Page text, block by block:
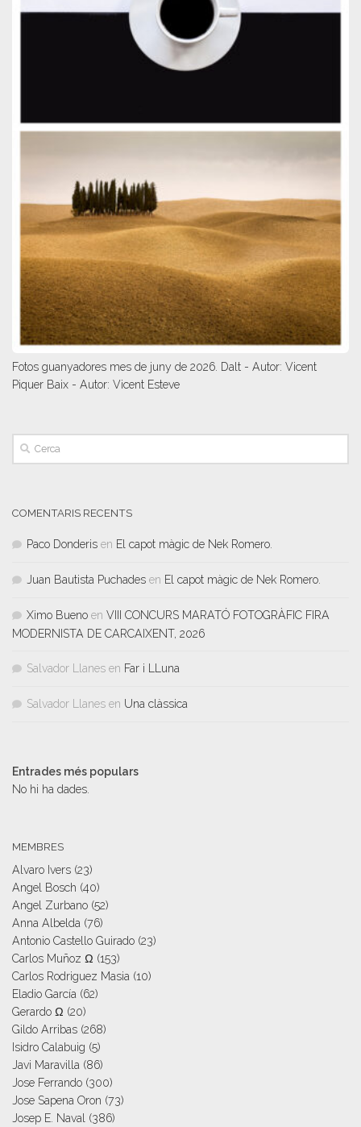
Fotos guanyadores mes de juny de 2026. Dalt - Autor: Vicent
Piquer Baix - Autor: Vicent Esteve
COMENTARIS RECENTS
Paco Donderis en El capot màgic de Nek Romero.
Juan Bautista Puchades en El capot màgic de Nek Romero.
Ximo Bueno en VIII CONCURS MARATÓ FOTOGRÀFIC FIRA
MODERNISTA DE CARCAIXENT, 2026
Salvador Llanes en Far i LLuna
Salvador Llanes en Una clàssica
Entrades més populars
No hi ha dades.
MEMBRES
Alvaro Ivers (23)
Angel Bosch (40)
Angel Zurbano (52)
Anna Albelda (76)
Antonio Castello Guirado (23)
Carlos Muñoz Ω (153)
Carlos Rodriguez Masia (10)
Eladio García (62)
Gerardo Ω (20)
Gildo Arribas (268)
Isidro Calabuig (5)
Javi Maravilla (86)
Jose Ferrando (300)
Jose Sapena Oron (73)
Josep E. Naval
(386)